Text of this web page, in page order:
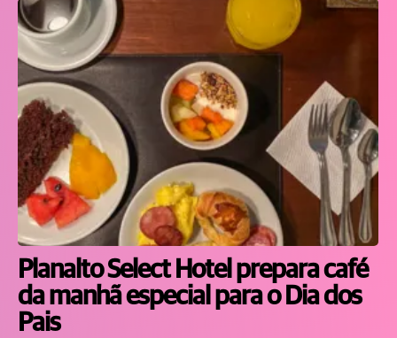
Planalto Select Hotel prepara café
da manhã especial para o Dia dos
Pais